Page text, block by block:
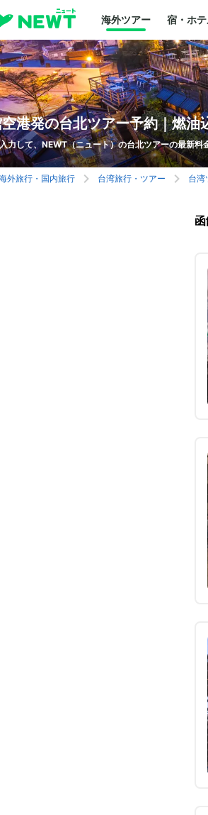
海外ツアー 宿・ホ
港発の台北ツアー予約｜燃
力して、NEWT（ニュート）の台北ツアーの最新
外旅行・国内旅行 台湾旅行・ツアー 台湾